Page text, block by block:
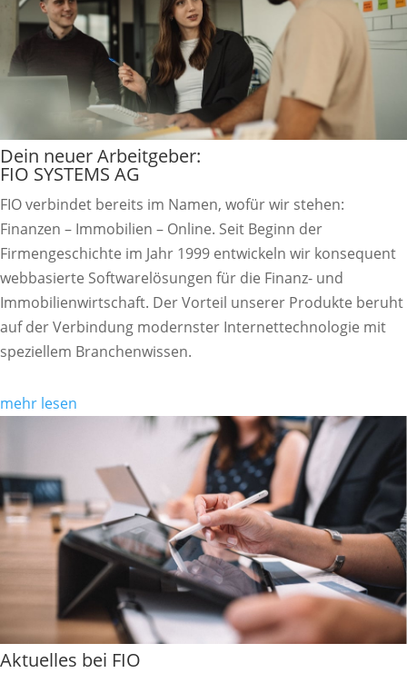
Dein neuer Arbeitgeber:
FIO SYSTEMS AG
FIO verbindet bereits im Namen, wofür wir stehen:
Finanzen – Immobilien – Online. Seit Beginn der
Firmengeschichte im Jahr 1999 entwickeln wir konsequent
webbasierte Softwarelösungen für die Finanz- und
Immobilienwirtschaft. Der Vorteil unserer Produkte beruht
auf der Verbindung modernster Internettechnologie mit
speziellem Branchenwissen.
mehr lesen
Aktuelles bei FIO